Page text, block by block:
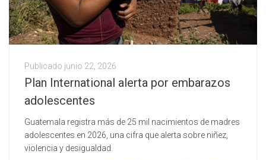
Publicado junio 22, 2026
Plan International alerta por embarazos
adolescentes
Guatemala registra más de 25 mil nacimientos de madres
adolescentes en 2026, una cifra que alerta sobre niñez,
violencia y desigualdad.